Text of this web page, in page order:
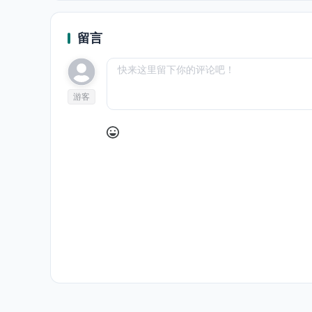
留言
游客